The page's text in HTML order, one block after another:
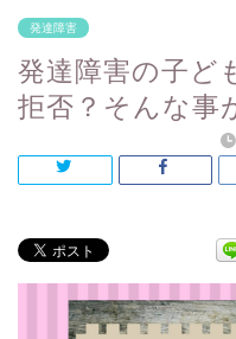
発達障害
発達障害の子ど
拒否？そんな事